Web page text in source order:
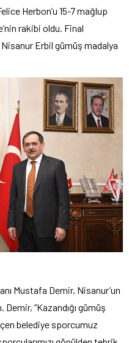
Herbon’u 15-7 mağlup
rakibi oldu. Final
Nisanur Erbil gümüş madalya
Mustafa Demir, Nisanur’un
Demir, “Kazandığı gümüş
belediye sporcumuz